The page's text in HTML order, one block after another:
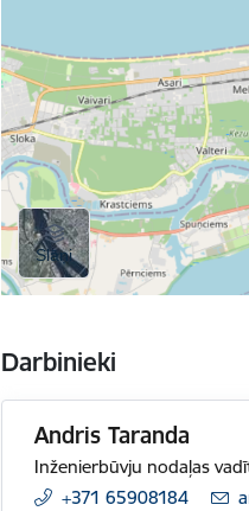
Darbinieki
Andris Taranda
Inženierbūvju nodaļas
+371 65908184